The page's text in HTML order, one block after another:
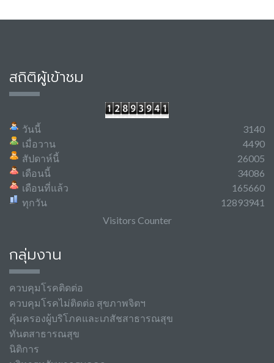
สถิติผู้เข้าชม
วันนี้
เมื่อวาน
สัปดาห์นี้
เดือนนี้
เดือนที่แล้ว
ทุกวัน
3140
4490
26005
34086
165660
12893941
Visitors Counter
กลุ่มงาน
ควบคุมโรคติดต่อ
ควบคุมโรคไม่ติดต่อ สุขภาพจิตฯ
คุ้มครองผู้บริโภคและเภสัชสาธารณสุข
ทันตสาธารณสุข
นิติการ